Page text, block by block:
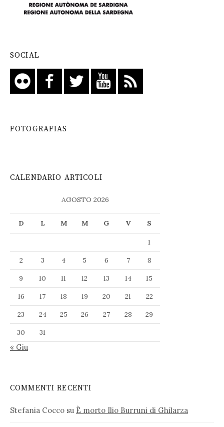
SOCIAL
FOTOGRAFIAS
CALENDARIO ARTICOLI
AGOSTO 2026
D L M M G V S
1
2
3 4 5 6 7
8
9
10 11 12 13 14
15
16
17 18 19 20 21
22
23
24 25 26 27 28
29
30
31
« Giu
COMMENTI RECENTI
Stefania Cocco su È morto Ilio Burruni di Ghilarza